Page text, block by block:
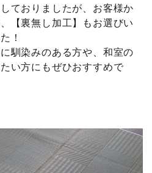
ておりましたが、お客様か
【裏無し加工】もお選びい
！
馴染みのある方や、和室の
い方にもぜひおすすめで